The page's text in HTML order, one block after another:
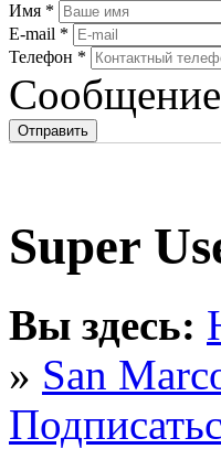
Имя *
E-mail *
Телефон *
Сообщение
Super
Вы здесь:
» San